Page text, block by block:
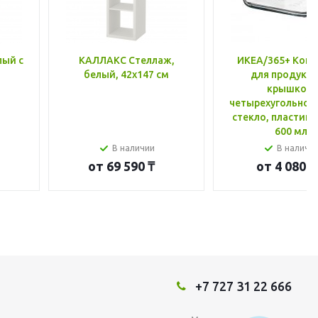
с
КАЛЛАКС Стеллаж,
белый, 42x147 см
В наличии
от 69 590 ₸
ИКЕА/365+
для
крышкой,
стекло, пластик
600 мл
В
от 4 080 ₸
+7 727 31 22 666